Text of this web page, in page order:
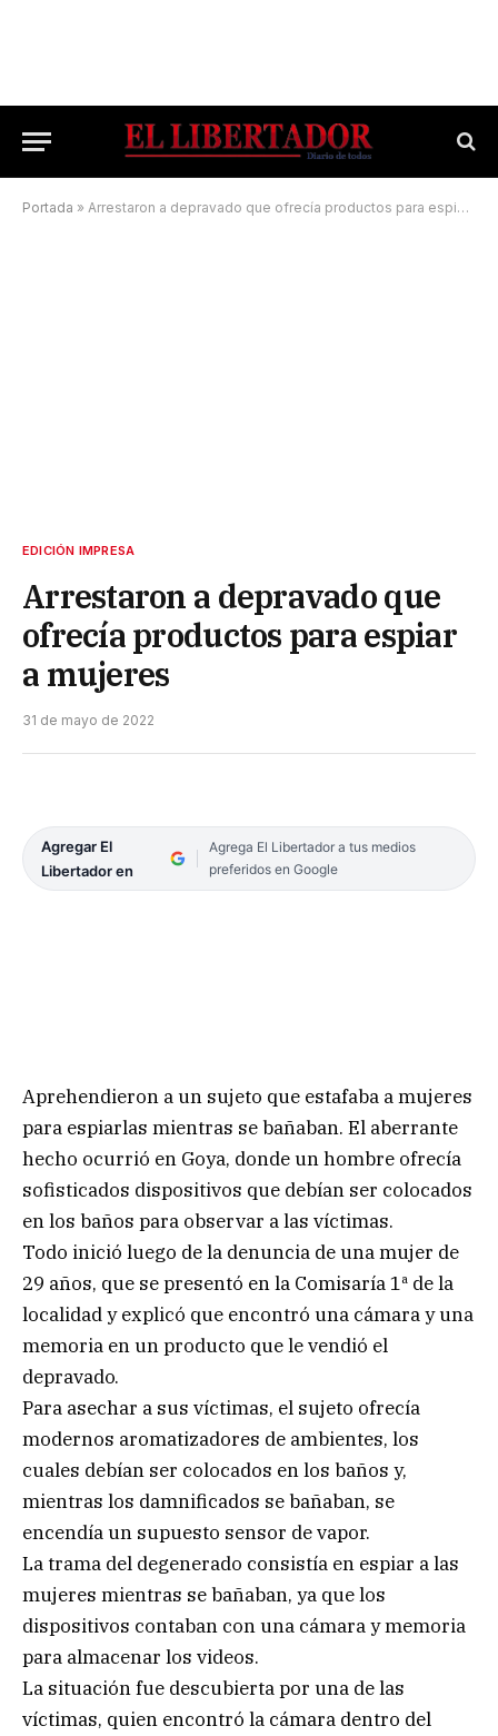
Portada » Arrestaron a depravado que ofrecía productos para espiar a mujeres
EDICIÓN IMPRESA
Arrestaron a depravado que
ofrecía productos para espiar
a mujeres
31 de mayo de 2022
Agregar El
Libertador en
Agrega El Libertador a tus medios
preferidos en Google
Aprehendieron a un sujeto que estafaba a mujeres
para espiarlas mientras se bañaban. El aberrante
hecho ocurrió en Goya, donde un hombre ofrecía
sofisticados dispositivos que debían ser colocados
en los baños para observar a las víctimas.
Todo inició luego de la denuncia de una mujer de
29 años, que se presentó en la Comisaría 1ª de la
localidad y explicó que encontró una cámara y una
memoria en un producto que le vendió el
depravado.
Para asechar a sus víctimas, el sujeto ofrecía
modernos aromatizadores de ambientes, los
cuales debían ser colocados en los baños y,
mientras los damnificados se bañaban, se
encendía un supuesto sensor de vapor.
La trama del degenerado consistía en espiar a las
mujeres mientras se bañaban, ya que los
dispositivos contaban con una cámara y memoria
para almacenar los videos.
La situación fue descubierta por una de las
víctimas, quien encontró la cámara dentro del